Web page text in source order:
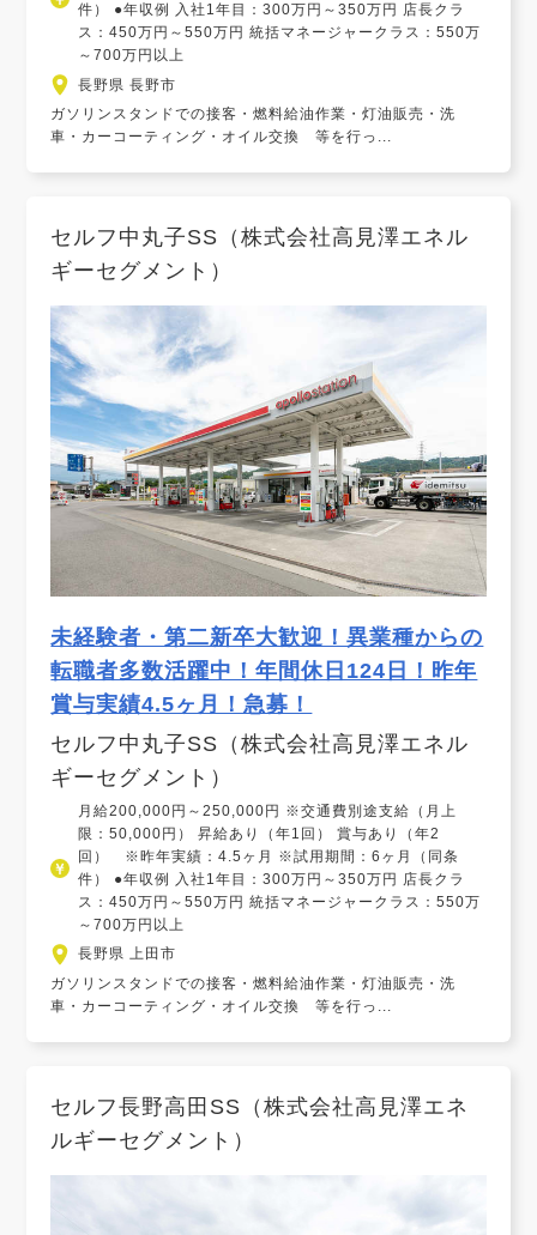
件） ●年収例 入社1年目：300万円～350万円 店長クラ
ス：450万円～550万円 統括マネージャークラス：550万
～700万円以上
長野県 長野市
ガソリンスタンドでの接客・燃料給油作業・灯油販売・洗
車・カーコーティング・オイル交換 等を行っ...
セルフ中丸子SS（株式会社高見澤エネル
ギーセグメント）
未経験者・第二新卒大歓迎！異業種からの
転職者多数活躍中！年間休日124日！昨年
賞与実績4.5ヶ月！急募！
セルフ中丸子SS（株式会社高見澤エネル
ギーセグメント）
月給200,000円～250,000円 ※交通費別途支給（月上
限：50,000円） 昇給あり（年1回） 賞与あり（年2
回） ※昨年実績：4.5ヶ月 ※試用期間：6ヶ月（同条
件） ●年収例 入社1年目：300万円～350万円 店長クラ
ス：450万円～550万円 統括マネージャークラス：550万
～700万円以上
長野県 上田市
ガソリンスタンドでの接客・燃料給油作業・灯油販売・洗
車・カーコーティング・オイル交換 等を行っ...
セルフ長野高田SS（株式会社高見澤エネ
ルギーセグメント）